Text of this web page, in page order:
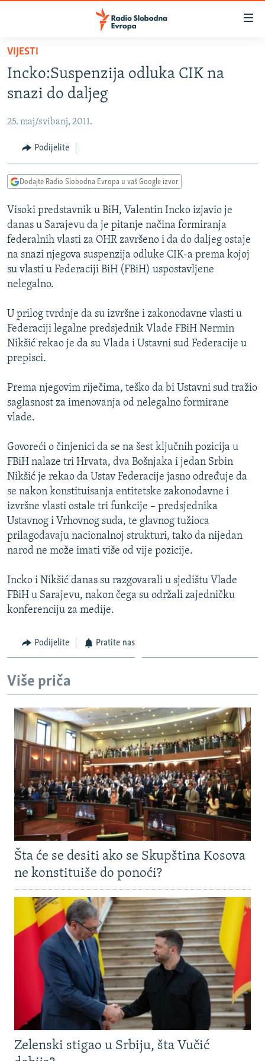
Pređite
glavni
sadržaj
na
navigaciju
Pređite
na
VIJESTI
BOSNA I HERCEGOVINA
KOSOVO
CRNA GORA
VIDEO
FOTOGALERIJE
INFOGRAFIKE
PODCASTI
RAT U UKRAJINI
KINA NA BALKANU
RSE PRIČE IZ SVIJETA
ISPRIČAJ MI
SPECIJALI RSE
VIŠE OD NASLOVA
GENOCID U SREBRENICI
POPLAVE I KLIZIŠTA U BIH 2024.
TV LIBERTY
MOJA EVROPA
TRI DECENIJE OD RATA U BIH
SVE KARTE DEJTONA
NASTANAK I RASPAD JUGOSLAVIJE
Sve RFE/RL stranice
VIJESTI
Incko:Suspenzija odluka CIK na
snazi do daljeg
25. maj/svibanj, 2011.
Podijelite
Dodajte Radio Slobodna Evropa u vaš Google izvor
Visoki predstavnik u BiH, Valentin Incko izjavio je
danas u Sarajevu da je pitanje načina formiranja
federalnih vlasti za OHR završeno i da do daljeg ostaje
na snazi njegova suspenzija odluke CIK-a prema kojoj
su vlasti u Federaciji BiH (FBiH) uspostavljene
nelegalno.
U prilog tvrdnje da su izvršne i zakonodavne vlasti u
Federaciji legalne predsjednik Vlade FBiH Nermin
Nikšić rekao je da su Vlada i Ustavni sud Federacije u
prepisci.
Prema njegovim riječima, teško da bi Ustavni sud tražio
saglasnost za imenovanja od nelegalno formirane
vlade.
Govoreći o činjenici da se na šest ključnih pozicija u
FBiH nalaze tri Hrvata, dva Bošnjaka i jedan Srbin
Nikšić je rekao da Ustav Federacije jasno određuje da
se nakon konstituisanja entitetske zakonodavne i
izvršne vlasti ostale tri funkcije – predsjednika
Ustavnog i Vrhovnog suda, te glavnog tužioca
prilagođavaju nacionalnoj strukturi, tako da nijedan
narod ne može imati više od vije pozicije.
Incko i Nikšić danas su razgovarali u sjedištu Vlade
FBiH u Sarajevu, nakon čega su održali zajedničku
konferenciju za medije.
Podijelite Pratite nas
Više priča
Šta će se desiti ako se Skupština Kosova
ne konstituiše do ponoći?
Zelenski stigao u Srbiju, šta Vučić